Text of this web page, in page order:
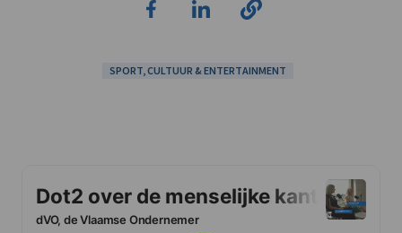
SPORT, CULTUUR & ENTERTAINMENT